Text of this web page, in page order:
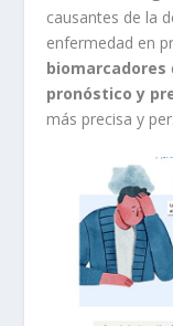
causantes de la
enfermedad en
biomarcadores
pronóstico y
más precisa y